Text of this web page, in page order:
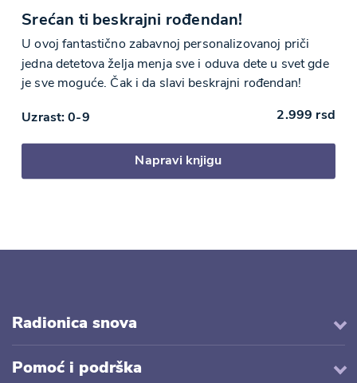
Srećan ti beskrajni rođendan!
U ovoj fantastično zabavnoj personalizovanoj priči
jedna detetova želja menja sve i oduva dete u svet gde
je sve moguće. Čak i da slavi beskrajni rođendan!
Uzrast: 0-9
2.999 rsd
Napravi knjigu
Radionica snova
Pomoć i podrška